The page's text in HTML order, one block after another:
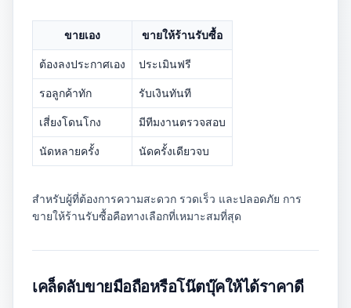
ขายเอง
ขายให้ร้านรับซื้อ
ต้องลงประกาศเอง
ประเมินฟรี
รอลูกค้าทัก
รับเงินทันที
เสี่ยงโดนโกง
มีทีมงานตรวจสอบ
นัดหลายครั้ง
นัดครั้งเดียวจบ
สำหรับผู้ที่ต้องการความสะดวก รวดเร็ว และปลอดภัย การ
ขายให้ร้านรับซื้อคือทางเลือกที่เหมาะสมที่สุด
เคล็ดลับขายมือถือหรือโน๊ตบุ๊คให้ได้ราคาดี